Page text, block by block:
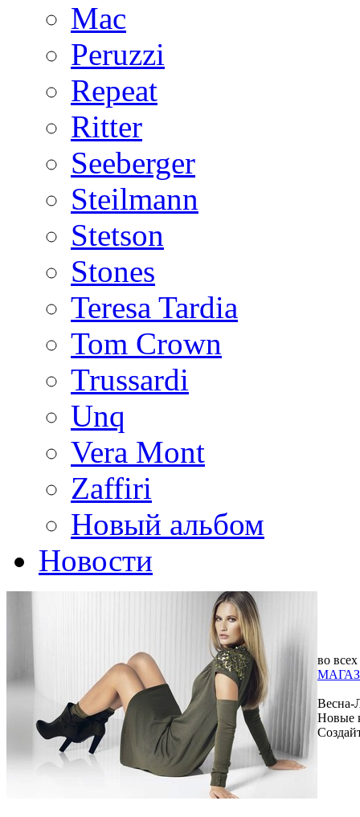
Mac
Peruzzi
Repeat
Ritter
Seeberger
Steilmann
Stetson
Stones
Teresa Tardia
Tom Crown
Trussardi
Unq
Vera Mont
Zaffiri
Новый альбом
Новости
во всех
Весна-
Новые